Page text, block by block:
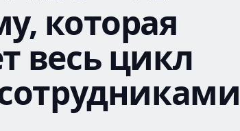
которая
весь цикл